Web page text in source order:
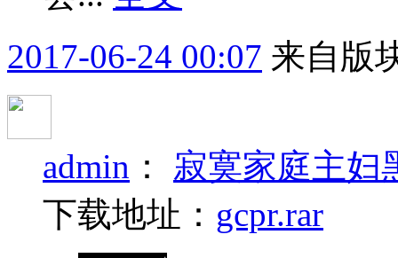
2017-06-24 00:07 来自版
admin ： 寂寞家庭主妇
下载地址： gcpr.rar